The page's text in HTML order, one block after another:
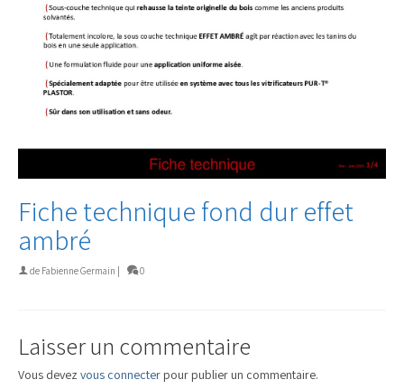
Fiche technique fond dur effet
ambré
de Fabienne Germain 0
Laisser un commentaire
Vous devez vous connecter pour publier un commentaire.